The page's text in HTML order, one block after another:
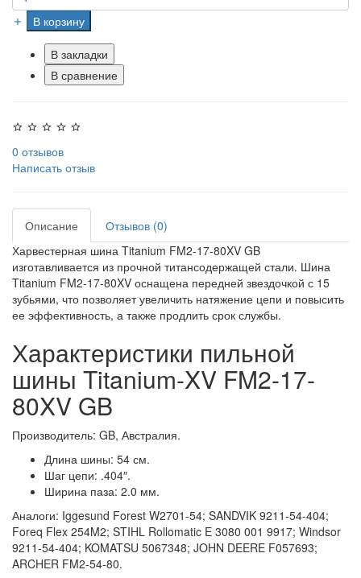
В корзину
В закладки
В сравнение
0 отзывов
Написать отзыв
Описание
Отзывов (0)
Харвестерная шина Titanium FM2-17-80XV GB
изготавливается из прочной титансодержащей стали. Шина
Titanium FM2-17-80XV оснащена передней звездочкой с 15
зубьями, что позволяет увеличить натяжение цепи и повысить
ее эффективность, а также продлить срок службы.
Характеристики пильной
шины Titanium-XV FM2-17-
80XV GB
Производитель: GB, Австралия.
Длина шины: 54 см.
Шаг цепи: .404″.
Ширина паза: 2.0 мм.
Аналоги: Iggesund Forest W2701-54; SANDVIK 9211-54-404;
Foreq Flex 254M2; STIHL Rollomatic E 3080 001 9917; Windsor
9211-54-404; KOMATSU 5067348; JOHN DEERE F057693;
ARCHER FM2-54-80.